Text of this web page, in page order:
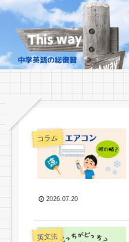
コラム
2026.07.20
英文法